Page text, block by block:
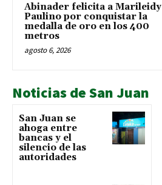
Abinader felicita a Marileidy
Paulino por conquistar la
medalla de oro en los 400
metros
agosto 6, 2026
Noticias de San Juan
San Juan se
ahoga entre
bancas y el
silencio de las
autoridades